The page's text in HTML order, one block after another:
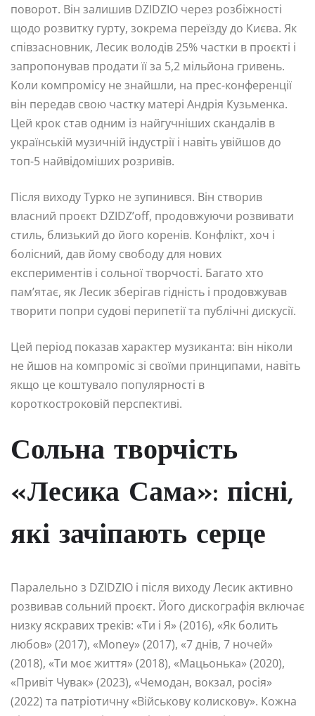
поворот. Він залишив DZIDZIO через розбіжності
щодо розвитку гурту, зокрема переїзду до Києва. Як
співзасновник, Лесик володів 25% частки в проєкті і
запропонував продати її за 5,2 мільйона гривень.
Коли компромісу не знайшли, на прес-конференції
він передав свою частку матері Андрія Кузьменка.
Цей крок став одним із найгучніших скандалів в
українській музичній індустрії і навіть увійшов до
топ-5 найвідоміших розривів.
Після виходу Турко не зупинився. Він створив
власний проєкт DZIDZ’off, продовжуючи розвивати
стиль, близький до його коренів. Конфлікт, хоч і
болісний, дав йому свободу для нових
експериментів і сольної творчості. Багато хто
пам’ятає, як Лесик зберігав гідність і продовжував
творити попри судові перипетії та публічні дискусії.
Цей період показав характер музиканта: він ніколи
не йшов на компроміс зі своїми принципами, навіть
якщо це коштувало популярності в
короткостроковій перспективі.
Сольна творчість
«Лесика Сама»: пісні,
які зачіпають серце
Паралельно з DZIDZIO і після виходу Лесик активно
розвивав сольний проєкт. Його дискографія включає
низку яскравих треків: «Ти і Я» (2016), «Як болить
любов» (2017), «Money» (2017), «7 днів, 7 ночей»
(2018), «Ти моє життя» (2018), «Мацьонька» (2020),
«Привіт Чувак» (2023), «Чемодан, вокзал, росія»
(2022) та патріотичну «Військову колискову». Кожна